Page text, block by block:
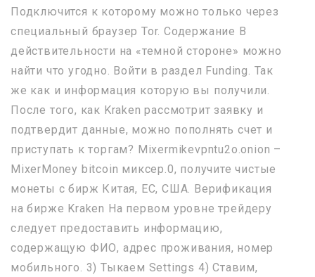
Подключится к которому можно только через
специальный браузер Tor. Содержание В
действительности на «темной стороне» можно
найти что угодно. Войти в раздел Funding. Так
же как и информация которую вы получили.
После того, как Kraken рассмотрит заявку и
подтвердит данные, можно пополнять счет и
приступать к торгам? Mixermikevpntu2o.onion –
MixerMoney bitcoin миксер.0, получите чистые
монеты с бирж Китая, ЕС, США. Верификация
на бирже Kraken На первом уровне трейдеру
следует предоставить информацию,
содержащую ФИО, адрес проживания, номер
мобильного. 3) Тыкаем Settings 4) Ставим,